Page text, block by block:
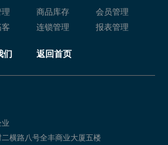
商品库存
会员管理
连锁管理 报表管理
们 返回首页
横路八号全丰商业大厦五楼